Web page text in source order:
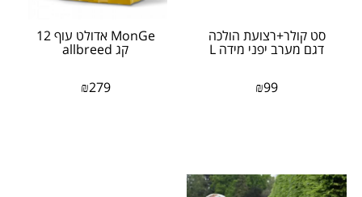
סט קולר+רצועת הולכה
דגם מערב יפני מידה L
₪99
MonGe אדולט עוף 12
קג allbreed
₪279